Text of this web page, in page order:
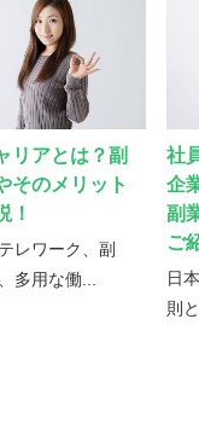
リアとは？副
そのメリット
！
レワーク、副
多用な働...
社
企
副
ご
日
則